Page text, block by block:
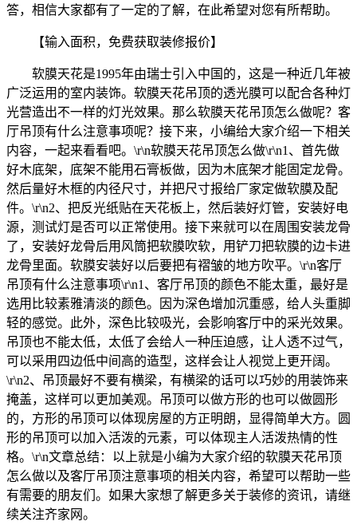
答，相信大家都有了一定的了解，在此希望对您有所帮助。
【输入面积，免费获取装修报价】
软膜天花是1995年由瑞士引入中国的，这是一种近几年被
广泛运用的室内装饰。软膜天花吊顶的透光膜可以配合各种灯
光营造出不一样的灯光效果。那么软膜天花吊顶怎么做呢？客
厅吊顶有什么注意事项呢？接下来，小编给大家介绍一下相关
内容，一起来看看吧。\r\n软膜天花吊顶怎么做\r\n1、首先做
好木底架，底架不能用石膏板做，因为木底架才能固定龙骨。
然后量好木框的内径尺寸，并把尺寸报给厂家定做软膜及配
件。\r\n2、把反光纸贴在天花板上，然后装好灯管，安装好电
源，测试灯是否可以正常使用。接下来就可以在周围安装龙骨
了，安装好龙骨后用风筒把软膜吹软，用铲刀把软膜的边卡进
龙骨里面。软膜安装好以后要把有褶皱的地方吹平。\r\n客厅
吊顶有什么注意事项\r\n1、客厅吊顶的颜色不能太重，最好是
选用比较素雅清淡的颜色。因为深色增加沉重感，给人头重脚
轻的感觉。此外，深色比较吸光，会影响客厅中的采光效果。
吊顶也不能太低，太低了会给人一种压迫感，让人透不过气，
可以采用四边低中间高的造型，这样会让人视觉上更开阔。
\r\n2、吊顶最好不要有横梁，有横梁的话可以巧妙的用装饰来
掩盖，这样可以更加美观。吊顶可以做方形的也可以做圆形
的，方形的吊顶可以体现房屋的方正明朗，显得简单大方。圆
形的吊顶可以加入活泼的元素，可以体现主人活泼热情的性
格。\r\n文章总结：以上就是小编为大家介绍的软膜天花吊顶
怎么做以及客厅吊顶注意事项的相关内容，希望可以帮助一些
有需要的朋友们。如果大家想了解更多关于装修的资讯，请继
续关注齐家网。